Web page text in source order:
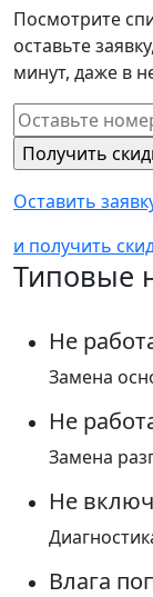
Посмотрите
оставьте
минут, даже в
Оставить
и получить
Типовые
Не
Замена
Не
Замена
Не
Влага